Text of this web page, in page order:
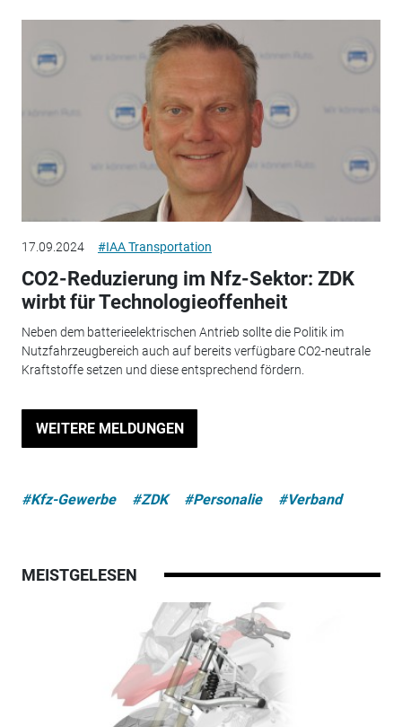
17.09.2024 #IAA Transportation
CO2-Reduzierung im Nfz-Sektor: ZDK
wirbt für Technologieoffenheit
Neben dem batterieelektrischen Antrieb sollte die Politik im
Nutzfahrzeugbereich auch auf bereits verfügbare CO2-neutrale
Kraftstoffe setzen und diese entsprechend fördern.
WEITERE MELDUNGEN
#Kfz-Gewerbe #ZDK #Personalie #Verband
MEISTGELESEN